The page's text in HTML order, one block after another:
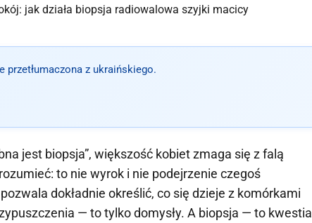
przetłumaczona z ukraińskiego.
jest biopsja”, większość kobiet zmaga się z falą
to nie wyrok i nie podejrzenie czegoś
dokładnie określić, co się dzieje z komórkami
— to tylko domysły. A biopsja — to kwestia